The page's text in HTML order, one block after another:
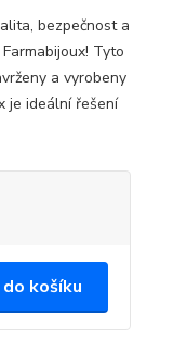
bezpečnost a
Tyto
a vyrobeny
je ideální řešení
košíku